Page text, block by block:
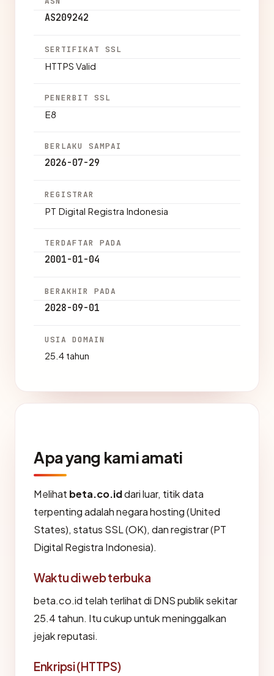
AS209242
SERTIFIKAT SSL
HTTPS Valid
PENERBIT SSL
E8
BERLAKU SAMPAI
2026-07-29
REGISTRAR
PT Digital Registra Indonesia
TERDAFTAR PADA
2001-01-04
BERAKHIR PADA
2028-09-01
USIA DOMAIN
25.4 tahun
Apa yang kami amati
Melihat beta.co.iddari luar, titik data
terpenting adalah negara hosting (United
States), status SSL (OK), dan registrar (PT
Digital Registra Indonesia).
Waktu di web terbuka
beta.co.id telah terlihat di DNS publik sekitar
25.4 tahun. Itu cukup untuk meninggalkan
jejak reputasi.
Enkripsi (HTTPS)